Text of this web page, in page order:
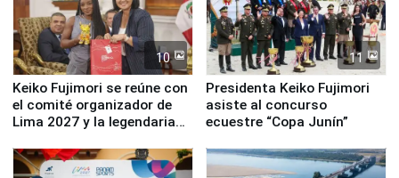
10
Keiko Fujimori se reúne con
el comité organizador de
Lima 2027 y la legendaria
11
Presidenta Keiko Fujimori
asiste al concurso
ecuestre “Copa Junín”